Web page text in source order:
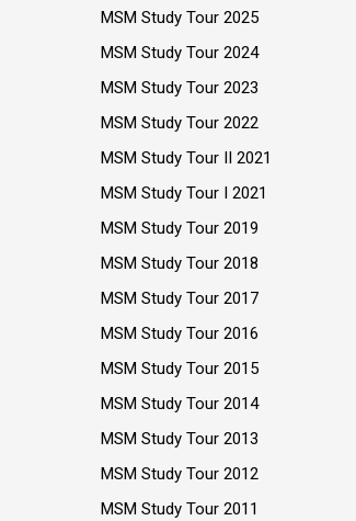
MSM Study Tour 2025
MSM Study Tour 2024
MSM Study Tour 2023
MSM Study Tour 2022
MSM Study Tour II 2021
MSM Study Tour I 2021
MSM Study Tour 2019
MSM Study Tour 2018
MSM Study Tour 2017
MSM Study Tour 2016
MSM Study Tour 2015
MSM Study Tour 2014
MSM Study Tour 2013
MSM Study Tour 2012
MSM Study Tour 2011